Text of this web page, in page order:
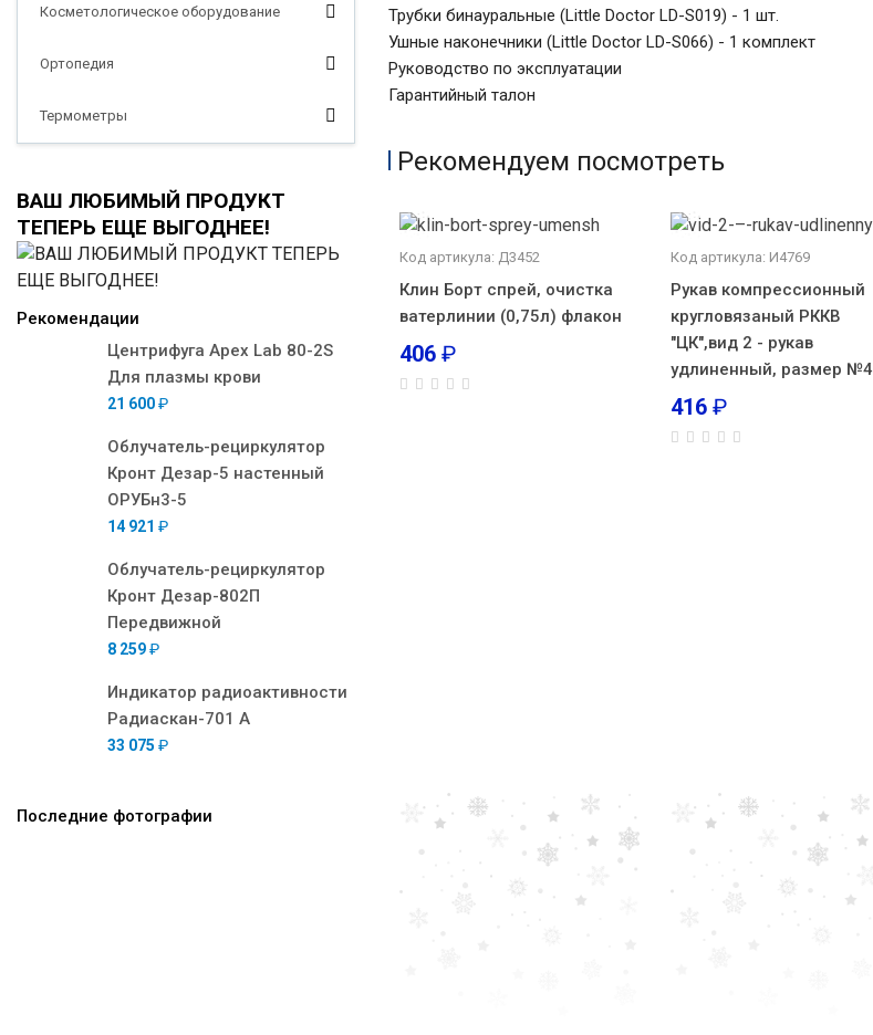
Косметологическое оборудование
Ортопедия
Термометры
ВАШ ЛЮБИМЫЙ ПРОДУКТ
ТЕПЕРЬ ЕЩЕ ВЫГОДНЕЕ!
Рекомендации
Центрифуга Apex Lab 80-2S
Для плазмы крови
21 600₽
Облучатель-рециркулятор
Кронт Дезар-5 настенный
ОРУБн3-5
14 921 ₽
Облучатель-рециркулятор
Кронт Дезар-802П
Передвижной
8 259₽
Индикатор радиоактивности
Радиаскан-701 А
33 075 ₽
Последние фотографии
Трубки бинауральные (Little Doctor LD-S019) - 1 шт.
Ушные наконечники (Little Doctor LD-S066) - 1 комплект
Руководство по эксплуатации
Гарантийный талон
Рекомендуем посмотреть
Код артикула: Д3452
Клин Борт спрей, очистка
ватерлинии (0,75л) флакон
406 ₽
Код артикула: И4769
Рукав компрессионный
кругловязаный РККВ
"ЦК",вид 2 - рукав
удлиненный, размер №4
416 ₽